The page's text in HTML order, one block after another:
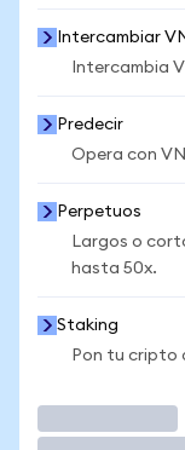
Intercambiar
Intercambia
Predecir
Opera con
Perpetuos
Largos o
hasta 50x.
Staking
Pon tu cripto